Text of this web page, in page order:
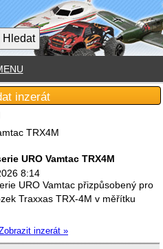
URO Vamtac TRX4M
8:14
URO Vamtac přizpůsobený pro
Traxxas TRX-4M v měřítku
inzerát »
TRX4M
inzerát